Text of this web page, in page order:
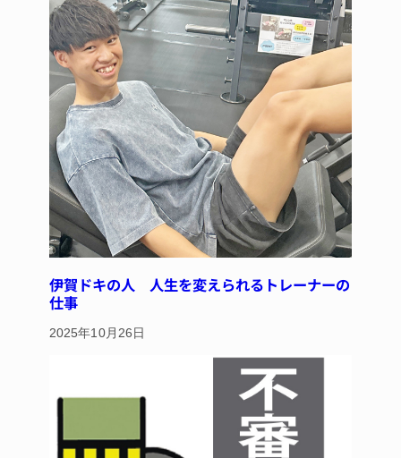
o
k
伊賀ドキの人 人生を変えられるトレーナーの
仕事
2025年10月26日